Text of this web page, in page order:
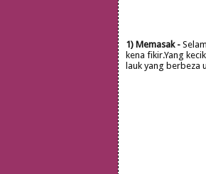
1) Memasak -
kena fikir.Yang
lauk yang berbeza